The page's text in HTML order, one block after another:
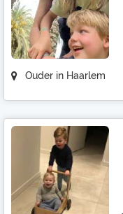
Ouder in Haarlem